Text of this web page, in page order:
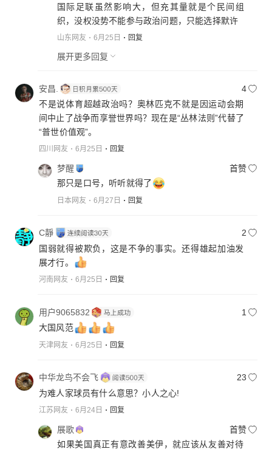
国际足联虽然影响大，但充其量就是个民间组
织，没权没势不能参与政治问题，只能选择默许
山东网友 6月25日 回复
展开更多回复
安昌.
4
不是说体育超越政治吗？奥林匹克不就是因运动会期
间中止了战争而享誉世界吗？现在是“丛林法则”代替了
“普世价值观”。
四川网友 6月25日 回复
梦醒
首赞
那只是口号，听听就得了
日本网友 6月27日 回复
C靜
2
国弱就得被欺负，这是不争的事实。还得雄起加油发
展才行。
河南网友 6月25日 回复
用户9065832
1
大国风范
天津网友 6月25日 回复
中华龙鸟不会飞
23
为难人家球员有什么意思？小人之心!
江苏网友 6月24日 回复
展歌
首赞
如果美国真正有意改善美伊，就应该从友善对待